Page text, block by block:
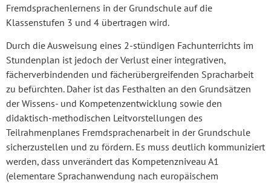
Fremdsprachenlernens in der Grundschule auf die
Klassenstufen 3 und 4 übertragen wird.
Durch die Ausweisung eines 2-stündigen Fachunterrichts im
Stundenplan ist jedoch der Verlust einer integrativen,
fächerverbindenden und fächerübergreifenden Spracharbeit
zu befürchten. Daher ist das Festhalten an den Grundsätzen
der Wissens- und Kompetenzentwicklung sowie den
didaktisch-methodischen Leitvorstellungen des
Teilrahmenplanes Fremdsprachenarbeit in der Grundschule
sicherzustellen und zu fördern. Es muss deutlich kommuniziert
werden, dass unverändert das Kompetenzniveau A1
(elementare Sprachanwendung nach europäischem